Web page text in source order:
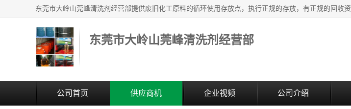
东莞市大岭山莞峰清洗剂经营部
公司首页 供应商机 企业视频 公司介绍